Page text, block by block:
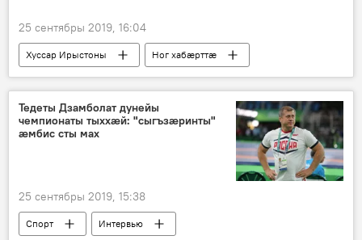
25 сентябры 2019, 16:04
Хуссар Ирыстоны
Ног хабӕрттӕ
Дунейы
Спорт
Тедеты Дзамболат дунейы
чемпионаты тыххӕй: "сыгъзæринты"
æмбис сты мах
25 сентябры 2019, 15:38
Спорт Интервью